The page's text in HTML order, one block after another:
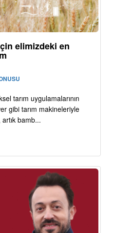
elimizdeki en
tarım uygulamalarının
gibi tarım makineleriyle
artık bamb...